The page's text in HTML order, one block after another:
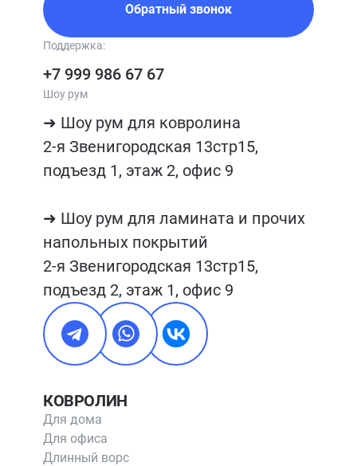
Обратный звонок
Поддержка:
+7 999 986 67 67
Шоу рум
➜ Шоу рум для ковролина
2-я Звенигородская 13стр15,
подъезд 1, этаж 2, офис 9
➜ Шоу рум для ламината и прочих
напольных покрытий
2-я Звенигородская 13стр15,
подъезд 2, этаж 1, офис 9
КОВРОЛИН
Для дома
Для офиса
Длинный ворс